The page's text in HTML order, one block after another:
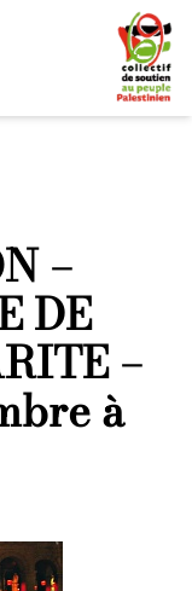
–
DE
–
à